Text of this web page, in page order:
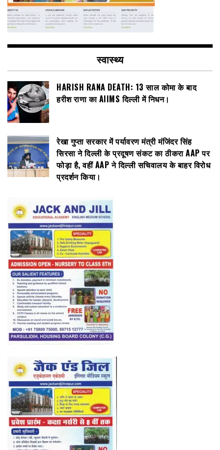
स्वास्थ्य
HARISH RANA DEATH: 13 साल कोमा के बाद
हरीश राणा का AIIMS दिल्ली में निधन।
रेखा गुप्ता सरकार में पर्यावरण मंत्री मंजिंदर सिंह
सिरसा ने दिल्ली के प्रदूषण संकट का ठीकरा AAP पर
फोड़ा है, वहीं AAP ने दिल्ली सचिवालय के बाहर विरोध
प्रदर्शन किया।